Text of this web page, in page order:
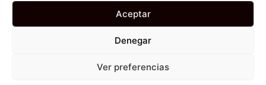
Aceptar
Denegar
Ver preferencias
Empresa
Política de Privacidad